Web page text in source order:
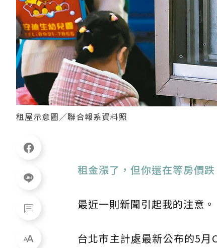
租屋示意圖／聯合報系資料照
租金漲了，但你還在等房價
最近一則新聞引起我的注意。
台北市主計處最新公布的5